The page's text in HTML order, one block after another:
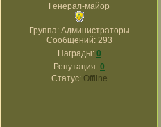
Генерал-майор
Группа: Администраторы
Сообщений: 293
Награды: 0
Репутация: 0
Статус: Offline